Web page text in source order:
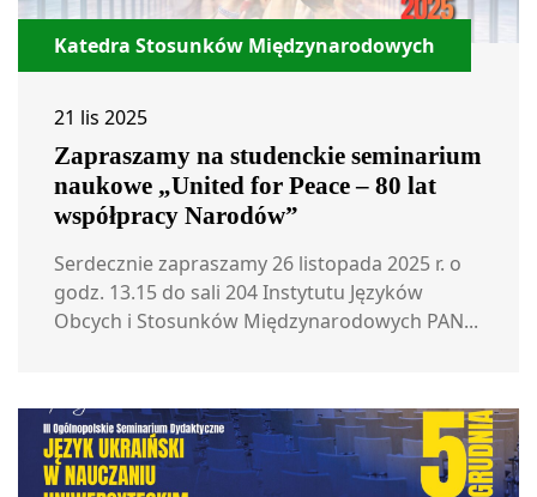
Katedra Stosunków Międzynarodowych
21 lis 2025
Zapraszamy na studenckie seminarium
naukowe „United for Peace – 80 lat
współpracy Narodów”
Serdecznie zapraszamy 26 listopada 2025 r. o
godz. 13.15 do sali 204 Instytutu Języków
Obcych i Stosunków Międzynarodowych PAN...